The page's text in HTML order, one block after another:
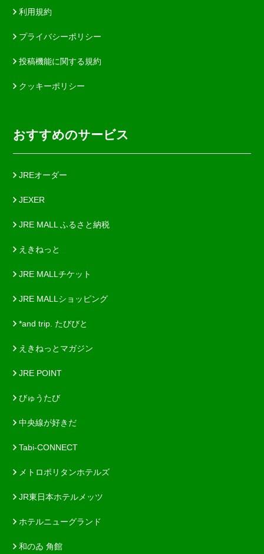
利用規約
プライバシーポリシー
投稿機能に関する規約
クッキーポリシー
おすすめのサービス
JREオーダー
JEXER
JRE MALL ふるさと納税
えきねっと
JRE MALLチケット
JRE MALLショッピング
*and trip. たびびと
えきねっとマガジン
JRE POINT
びゅうたび
中央線が好きだ
Tabi-CONNECT
メトロポリタンホテルズ
JR東日本ホテルメッツ
ホテルニューグランド
和のゐ 角館